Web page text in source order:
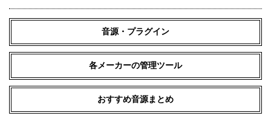
音源・プラグイン
各メーカーの管理ツール
おすすめ音源まとめ